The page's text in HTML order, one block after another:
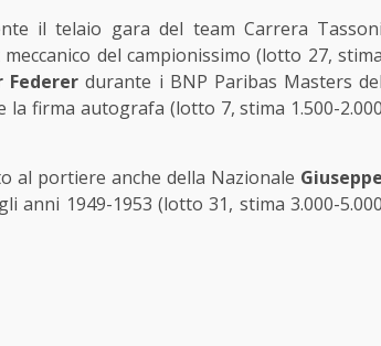
il telaio gara del team Carrera Tassoni
del campionissimo (lotto 27, stima
Federer durante i BNP Paribas Masters del
la firma autografa (lotto 7, stima 1.500-2.000
al portiere anche della Nazionale Giuseppe
anni 1949-1953 (lotto 31, stima 3.000-5.000